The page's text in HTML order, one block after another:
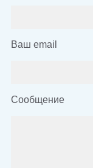
Ваш email
Сообщение